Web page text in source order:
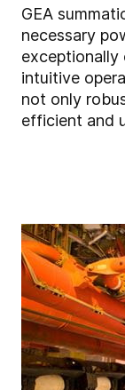
GEA
necessary
exceptionally
intuitive
not only
efficient and